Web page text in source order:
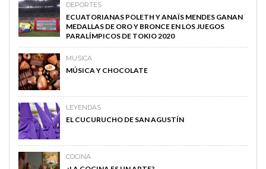
DEPORTES
ECUATORIANAS POLETH Y ANAÏS MENDES GANAN
MEDALLAS DE ORO Y BRONCE EN LOS JUEGOS
PARALÍMPICOS DE TOKIO 2020
MUSICA
MÚSICA Y CHOCOLATE
LEYENDAS
EL CUCURUCHO DE SAN AGUSTÍN
COCINA